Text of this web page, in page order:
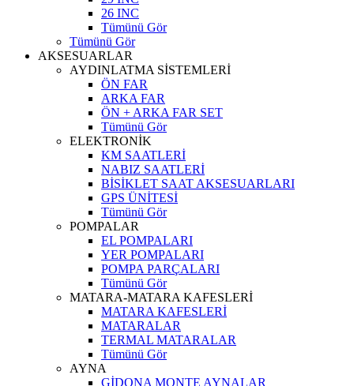
26 INC
Tümünü Gör
Tümünü Gör
AKSESUARLAR
AYDINLATMA SİSTEMLERİ
ÖN FAR
ARKA FAR
ÖN + ARKA FAR SET
Tümünü Gör
ELEKTRONİK
KM SAATLERİ
NABIZ SAATLERİ
BİSİKLET SAAT AKSESUARLARI
GPS ÜNİTESİ
Tümünü Gör
POMPALAR
EL POMPALARI
YER POMPALARI
POMPA PARÇALARI
Tümünü Gör
MATARA-MATARA KAFESLERİ
MATARA KAFESLERİ
MATARALAR
TERMAL MATARALAR
Tümünü Gör
AYNA
GİDONA MONTE AYNALAR